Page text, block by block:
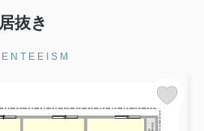
居抜き